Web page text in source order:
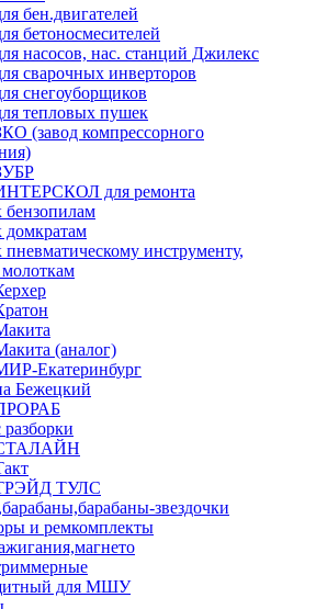
бен.двигателей
бетоносмесителей
насосов, нас. станций Джилекс
сварочных инверторов
снегоуборщиков
тепловых пушек
(завод компрессорного
для ремонта
бензопилам
домкратам
пневматическому инструменту,
(аналог)
Екатеринбург
Бежецкий
разборки
СТАЛАЙН
ТРЭЙД ТУЛС
звездочки
и ремкомплекты
для МШУ